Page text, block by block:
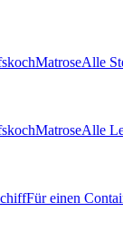
MatroseAlle
MatroseAlle
Für einen